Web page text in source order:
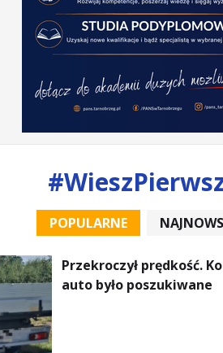
POPULARNE
Przekroczył prędkość.
auto było poszukiwane